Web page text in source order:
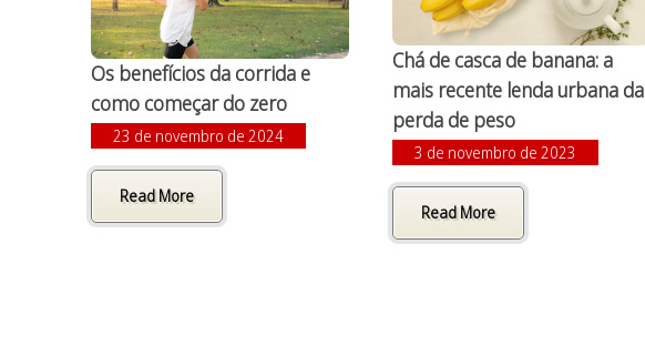
Os benefícios da corrida e
como começar do zero
23 de novembro de 2024
Read More
Chá de casca de banana: a
mais recente lenda urbana da
perda de peso
3 de novembro de 2023
Read More